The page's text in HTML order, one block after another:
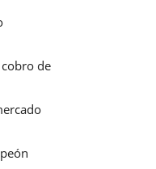
cobro de